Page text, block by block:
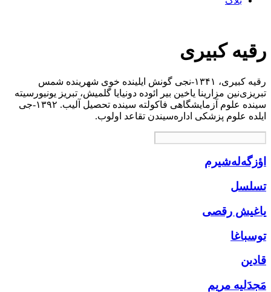
رقیه کبیری
رقیه کبیری، ۱۳۴۱-نجی گونش ایلینده خوی شهرینده شمس
تبریزی‌نین مزارینا یاخین بیر ائوده دونیایا گلمیش، تبریز یونیورسیته
سینده علوم آزمایشگاهی فاکولته سینده تحصیل آلیب. ۱۳۹۲-جی
ایلده علوم پزشکی اداره‌سیندن تقاعد اولوب.
اؤزگه‌له‌شیرم
تسلسل
یاغیش رقصی
توسباغا
قادین
مَجدَلیه مریم